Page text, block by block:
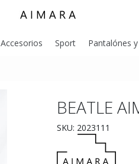
Accesorios Sport Pantalónes
BEATLE
SKU: 2023111